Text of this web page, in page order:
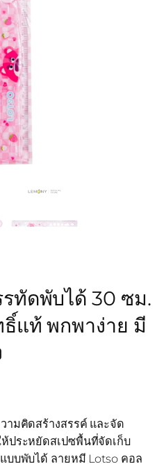
ทัดพับได้ 30 ซม.
แท้ พกพาง่าย มี
ามคิดสร้างสรรค์ และจัด
ประหยัดสเปซพื้นที่จัดเก็บ
บบพับได้ ลายหมี Lotso คอล